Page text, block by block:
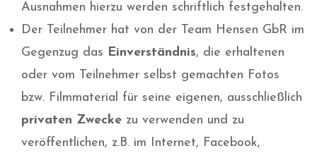
Ausnahmen hierzu werden schriftlich festgehalten.
Der Teilnehmer hat von der Team Hensen GbR im
Gegenzug das Einverständnis, die erhaltenen
oder vom Teilnehmer selbst gemachten Fotos
bzw. Filmmaterial für seine eigenen, ausschließlich
privaten Zwecke zu verwenden und zu
veröffentlichen, z.B. im Internet, Facebook,